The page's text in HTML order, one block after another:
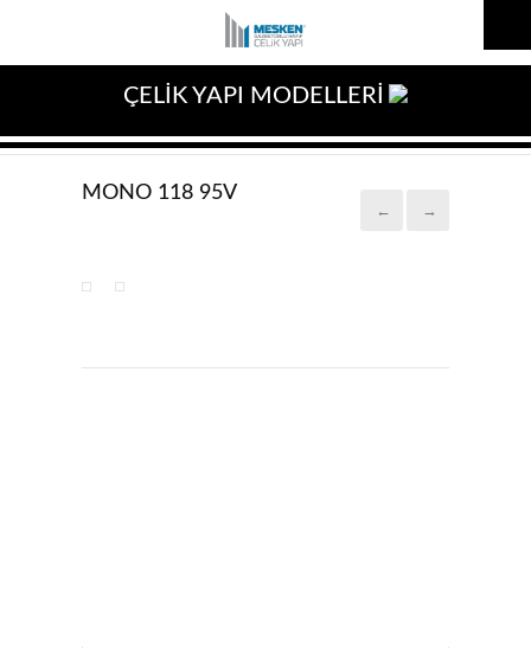
ÇELİK YAPI MODELLERİ
MONO 118 95V
→
←